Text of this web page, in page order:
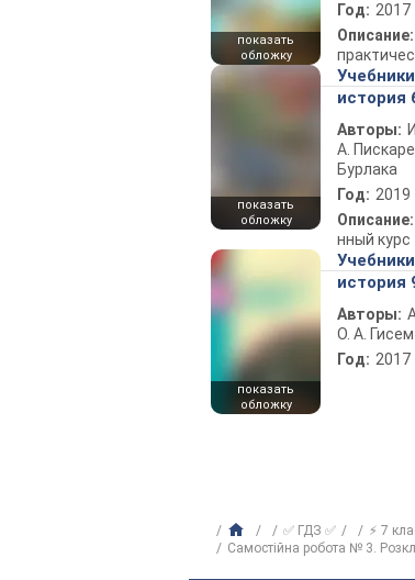
показать
обложку
Год: 2017
Описание:
показать
обложку
история
Авторы:
А.
Бурлака
Год: 2019
Описание:
нный курс
показать
обложку
история
Авторы:
О. А. Гисем
Год: 2017
✅ ГДЗ ✅ ⚡ 7
Самостійна робота № 3.